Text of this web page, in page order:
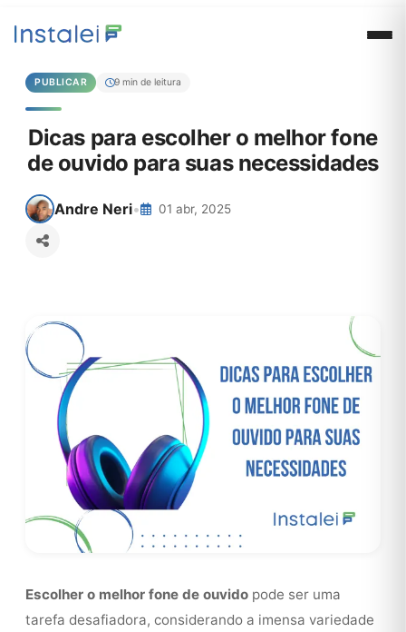
PUBLICAR 9 min de leitura
Dicas para escolher o melhor fone
de ouvido para suas necessidades
Andre Neri• 01 abr, 2025
Escolher o melhor fone de ouvido pode ser uma
tarefa desafiadora, considerando a imensa variedade